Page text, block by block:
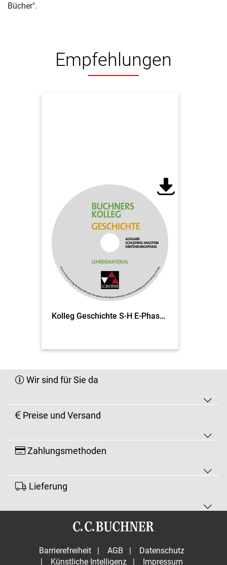
Bücher".
Empfehlungen
Kolleg Geschichte S-H E-Phase LM (Download EL)
Wir sind für Sie da
Preise und Versand
Zahlungsmethoden
Lieferung
Barrierefreiheit | AGB |
Datenschutz
|
Künstliche Intelligenz | Impressum